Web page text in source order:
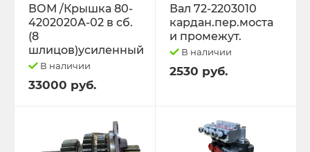
ВОМ /Крышка 80-
4202020А-02 в сб.
(8
шлицов)усиленный
В наличии
33000 руб.
Вал 72-2203010
кардан.пер.моста
и промежут.
В наличии
2530 руб.